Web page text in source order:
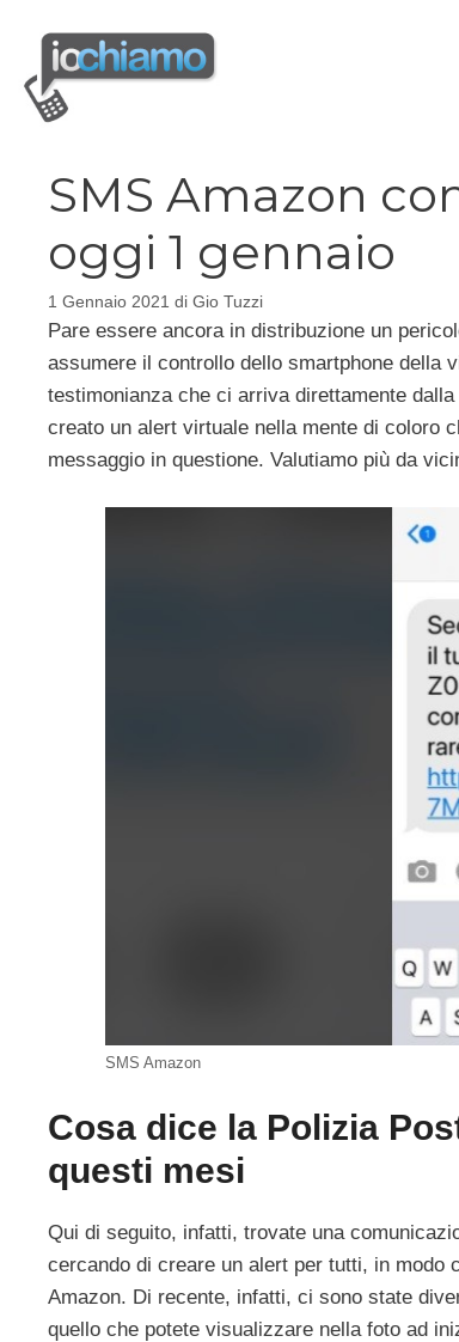
contenuto
SMS Amazon
oggi 1 gennaio
1 Gennaio 2021 di Gio Tuzzi
Pare essere ancora in distribuzione un
assumere il controllo dello smartphone della
testimonianza che ci arriva direttamente dalla
creato un alert virtuale nella mente di coloro
messaggio in questione. Valutiamo più da
SMS Amazon
Cosa dice la Polizia
questi mesi
Qui di seguito, infatti, trovate una
cercando di creare un alert per tutti, in modo
Amazon. Di recente, infatti, ci sono state
quello che potete visualizzare nella foto ad